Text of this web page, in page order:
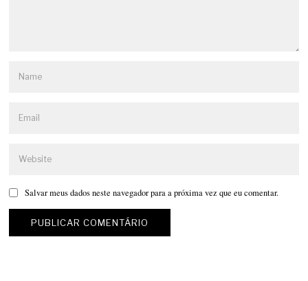
Salvar meus dados neste navegador para a próxima vez que eu comentar.